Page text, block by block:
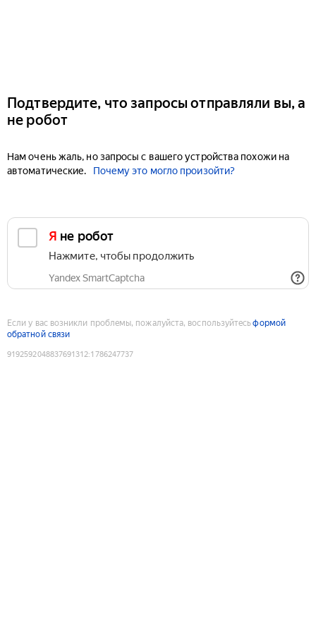
Подтвердите, что запросы отправляли вы, а
не робот
Нам очень жаль, но запросы с вашего устройства похожи на
автоматические.
Почему это могло произойти?
Я не робот
Нажмите, чтобы продолжить
Yandex SmartCaptcha
Если у вас возникли проблемы, пожалуйста, воспользуйтесьформой
обратной связи
9192592048837691312:1786247737